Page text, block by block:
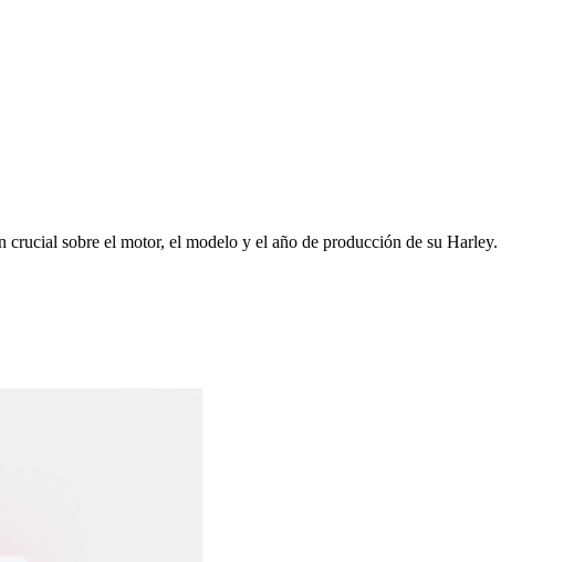
sobre el motor, el modelo y el año de producción de su Harley.